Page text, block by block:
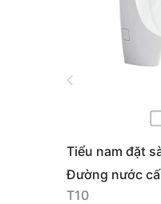
Tiểu nam đặt
Đường nước
T10